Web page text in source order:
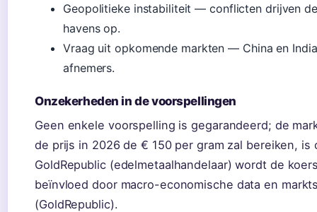
Geopolitieke instabiliteit — conflicten drijven
havens op.
Vraag uit opkomende markten — China en
afnemers.
Onzekerheden in de voorspellingen
Geen enkele voorspelling is gegarandeerd; de
de prijs in 2026 de € 150 per gram zal bereiken, is
GoldRepublic (edelmetaalhandelaar) wordt de
beïnvloed door macro-economische data en
(GoldRepublic).